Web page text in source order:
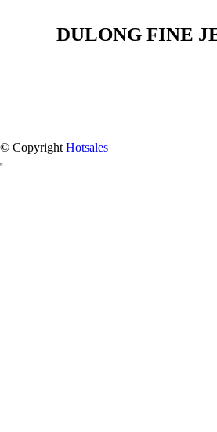
DULONG FINE
© Copyright Hotsales